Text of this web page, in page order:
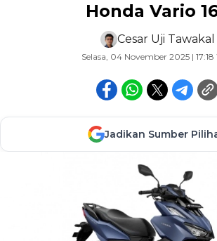
Honda Vario
Cesar Uji Tawakal
Selasa, 04 November 2025 | 17:18
Jadikan Sumber